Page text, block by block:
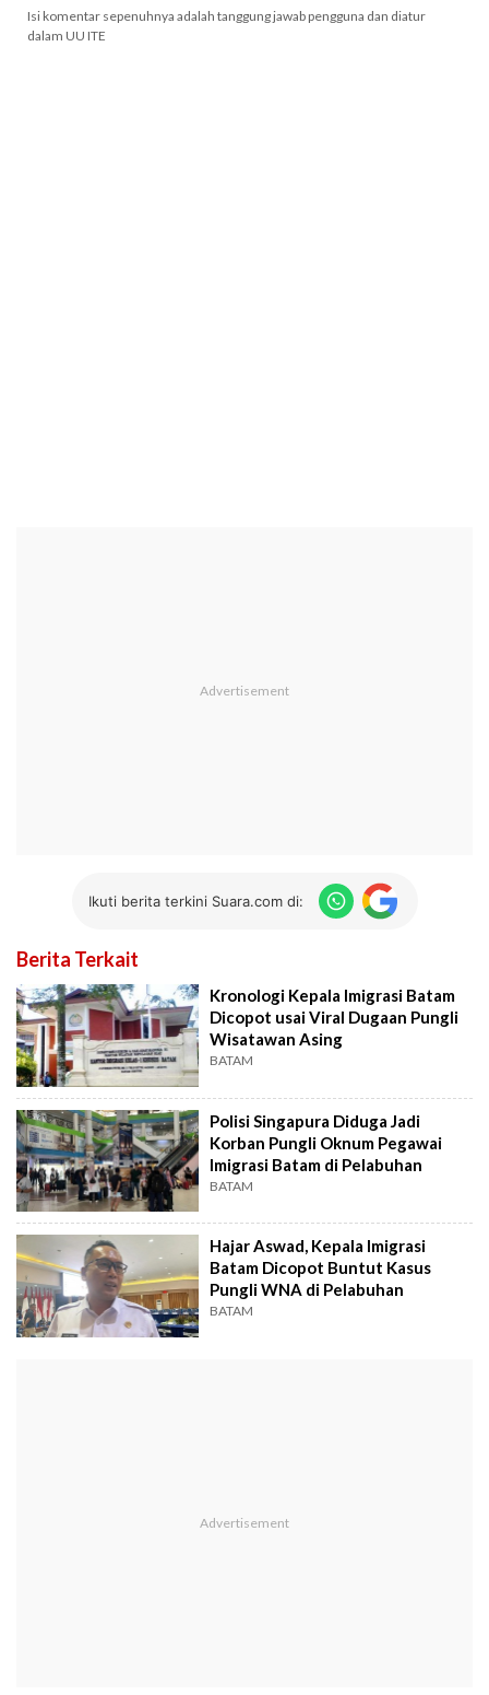
Isi komentar sepenuhnya adalah tanggung jawab pengguna dan diatur
dalam UU ITE
Ikuti berita terkini Suara.com di:
Berita Terkait
Kronologi Kepala Imigrasi Batam
Dicopot usai Viral Dugaan Pungli
Wisatawan Asing
BATAM
Polisi Singapura Diduga Jadi
Korban Pungli Oknum Pegawai
Imigrasi Batam di Pelabuhan
BATAM
Hajar Aswad, Kepala Imigrasi
Batam Dicopot Buntut Kasus
Pungli WNA di Pelabuhan
BATAM